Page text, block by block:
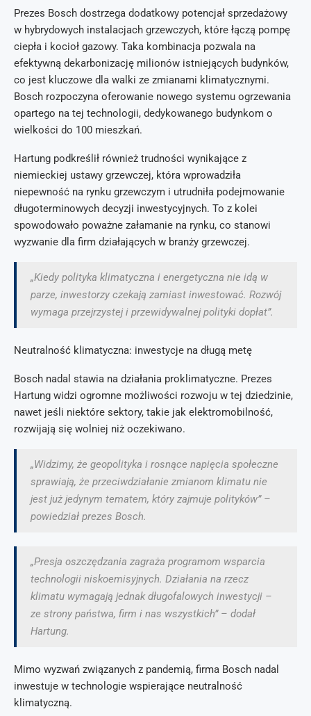
Prezes Bosch dostrzega dodatkowy potencjał sprzedażowy
w hybrydowych instalacjach grzewczych, które łączą pompę
ciepła i kocioł gazowy. Taka kombinacja pozwala na
efektywną dekarbonizację milionów istniejących budynków,
co jest kluczowe dla walki ze zmianami klimatycznymi.
Bosch rozpoczyna oferowanie nowego systemu ogrzewania
opartego na tej technologii, dedykowanego budynkom o
wielkości do 100 mieszkań.
Hartung podkreślił również trudności wynikające z
niemieckiej ustawy grzewczej, która wprowadziła
niepewność na rynku grzewczym i utrudniła podejmowanie
długoterminowych decyzji inwestycyjnych. To z kolei
spowodowało poważne załamanie na rynku, co stanowi
wyzwanie dla firm działających w branży grzewczej.
„Kiedy polityka klimatyczna i energetyczna nie idą w
parze, inwestorzy czekają zamiast inwestować. Rozwój
wymaga przejrzystej i przewidywalnej polityki dopłat”.
Neutralność klimatyczna: inwestycje na długą metę
Bosch nadal stawia na działania proklimatyczne. Prezes
Hartung widzi ogromne możliwości rozwoju w tej dziedzinie,
nawet jeśli niektóre sektory, takie jak elektromobilność,
rozwijają się wolniej niż oczekiwano.
„Widzimy, że geopolityka i rosnące napięcia społeczne
sprawiają, że przeciwdziałanie zmianom klimatu nie
jest już jedynym tematem, który zajmuje polityków” –
powiedział prezes Bosch.
„Presja oszczędzania zagraża programom wsparcia
technologii niskoemisyjnych. Działania na rzecz
klimatu wymagają jednak długofalowych inwestycji –
ze strony państwa, firm i nas wszystkich” – dodał
Hartung.
Mimo wyzwań związanych z pandemią, firma Bosch nadal
inwestuje w technologie wspierające neutralność
klimatyczną.